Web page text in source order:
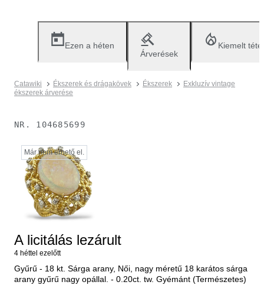
Ezen a héten
Árverések
Kiemelt
Catawiki Ékszerek és drágakövek Ékszerek
Exkluzív vintage
ékszerek árverése
NR. 104685699
Már nem érhető el.
A licitálás lezárult
4 héttel ezelőtt
Gyűrű - 18 kt. Sárga arany, Női, nagy méretű 18 karátos sárga
arany gyűrű nagy opállal. - 0.20ct. tw. Gyémánt (Természetes)